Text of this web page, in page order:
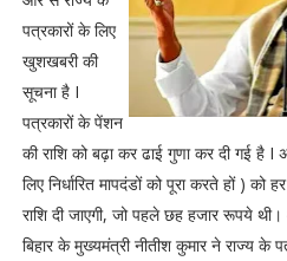
पत्रकारों के लिए
खुशखबरी की
सूचना है I
पत्रकारों के पेंशन
की राशि को बढ़ा कर ढाई गुणा कर दी गई है
लिए निर्धारित मापदंडों को पूरा करते हों )
राशि दी जाएगी, जो पहले छह हजार रूपये
बिहार के मुख्यमंत्री नीतीश कुमार ने राज्य के